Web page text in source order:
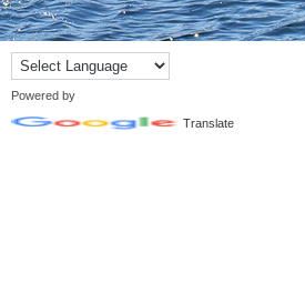
Powered by
Translate